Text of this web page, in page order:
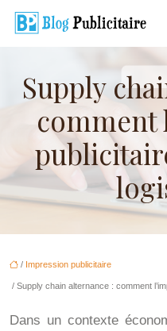
Supply
comment
/ Impression publicitaire
/ Supply chain alternance : comment
Dans un contexte